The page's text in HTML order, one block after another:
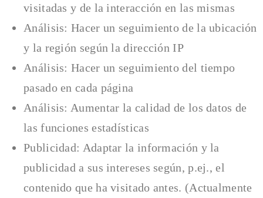
visitadas y de la interacción en las mismas
Análisis: Hacer un seguimiento de la ubicación
y la región según la dirección IP
Análisis: Hacer un seguimiento del tiempo
pasado en cada página
Análisis: Aumentar la calidad de los datos de
las funciones estadísticas
Publicidad: Adaptar la información y la
publicidad a sus intereses según, p.ej., el
contenido que ha visitado antes. (Actualmente